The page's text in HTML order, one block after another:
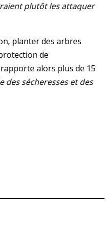
plutôt les attaquer
planter des arbres
de
alors plus de 15
des sécheresses et des